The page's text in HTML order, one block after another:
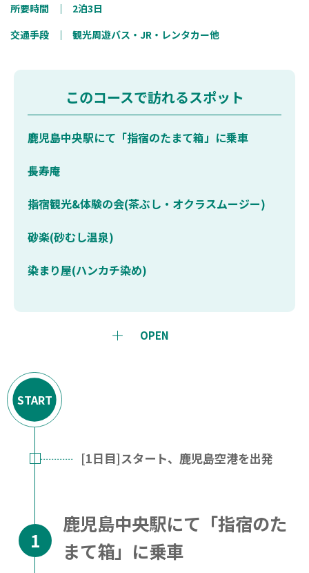
所要時間 ｜
2泊3日
交通手段
｜ 観光周遊バス・JR・レンタカー他
OPEN
このコースで訪れるスポット
鹿児島中央駅にて「指宿のたまて箱」に乗車
長寿庵
指宿観光&体験の会(茶ぶし・オクラスムージー)
砂楽(砂むし温泉)
染まり屋(ハンカチ染め)
START
[1日目]スタート、鹿児島空港を出発
鹿児島中央駅にて「指宿のた
まて箱」に乗車